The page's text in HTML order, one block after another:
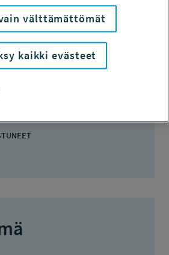
PÄÄTÖS
välttämättömät
kaikki evästeet